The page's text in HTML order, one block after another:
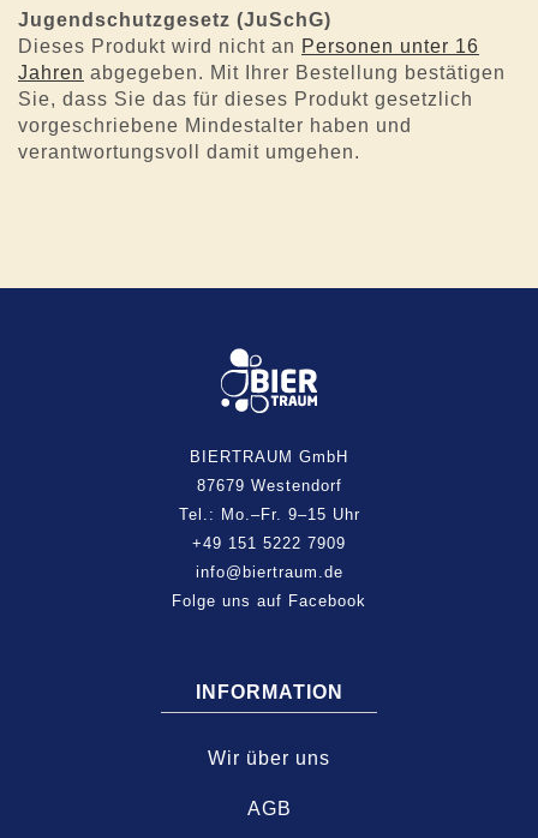
Jugendschutzgesetz (JuSchG)
Dieses Produkt wird nicht an Personen unter 16
Jahren abgegeben. Mit Ihrer Bestellung bestätigen
Sie, dass Sie das für dieses Produkt gesetzlich
vorgeschriebene Mindestalter haben und
verantwortungsvoll damit umgehen.
BIERTRAUM GmbH
87679 Westendorf
Tel.: Mo.–Fr. 9–15 Uhr
+49 151 5222 7909
info@biertraum.de
Folge uns auf Facebook
INFORMATION
Wir über uns
AGB